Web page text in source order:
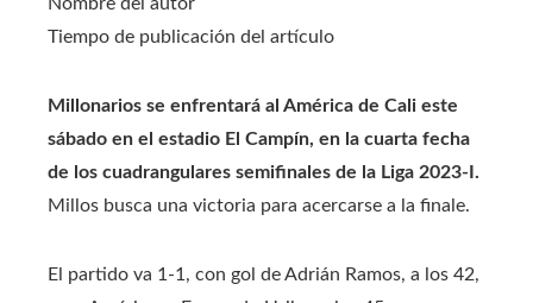
Tiempo de publicación del artículo
Millonarios se enfrentará al América de Cali este
sábado en el estadio El Campín, en la cuarta fecha
de los cuadrangulares semifinales de la Liga 2023-I.
Millos busca una victoria para acercarse a la finale.
El partido va 1-1, con gol de Adrián Ramos, a los 42,